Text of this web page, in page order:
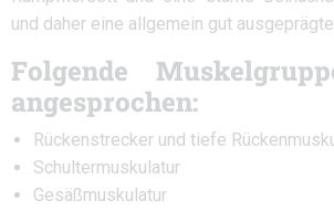
und daher eine allgemein gut
Folgende
angesprochen:
Rückenstrecker und tiefe
Schultermuskulatur
Gesäßmuskulatur